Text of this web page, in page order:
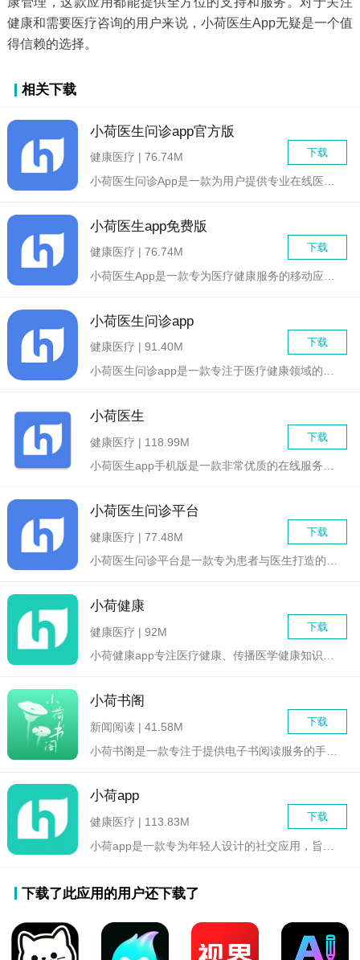
健康和需要医疗咨询的用户来说，小荷医生App无疑是一个值
得信赖的选择。
相关下载
小荷医生问诊app官方版
下载
健康医疗 | 76.74M
小荷医生问诊App是一款为用户提供专业在线医疗咨询服务的移动...
小荷医生app免费版
下载
健康医疗 | 76.74M
小荷医生App是一款专为医疗健康服务的移动应用，致力于为用户...
小荷医生问诊app
下载
健康医疗 | 91.40M
小荷医生问诊app是一款专注于医疗健康领域的专业问诊应用，旨...
小荷医生
下载
健康医疗 | 118.99M
小荷医生app手机版是一款非常优质的在线服务平台，可以让患者...
小荷医生问诊平台
下载
健康医疗 | 77.48M
小荷医生问诊平台是一款专为患者与医生打造的在线医疗咨询服务应...
小荷健康
下载
健康医疗 | 92M
小荷健康app专注医疗健康、传播医学健康知识、开展医疗服务、...
小荷书阁
下载
新闻阅读 | 41.58M
小荷app
下载
健康医疗 | 113.83M
下载了此应用的用户还下载了